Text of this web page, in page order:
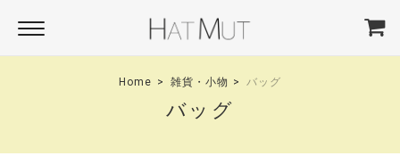
Home 雑貨・小物 バッグ
バッグ